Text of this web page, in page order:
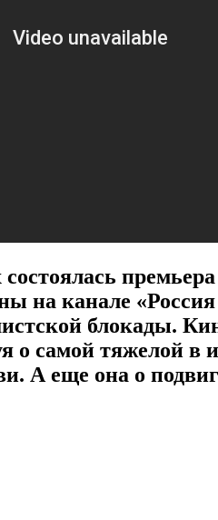
состоялась
на канале
блокады.
о самой тяжелой в
А еще она о